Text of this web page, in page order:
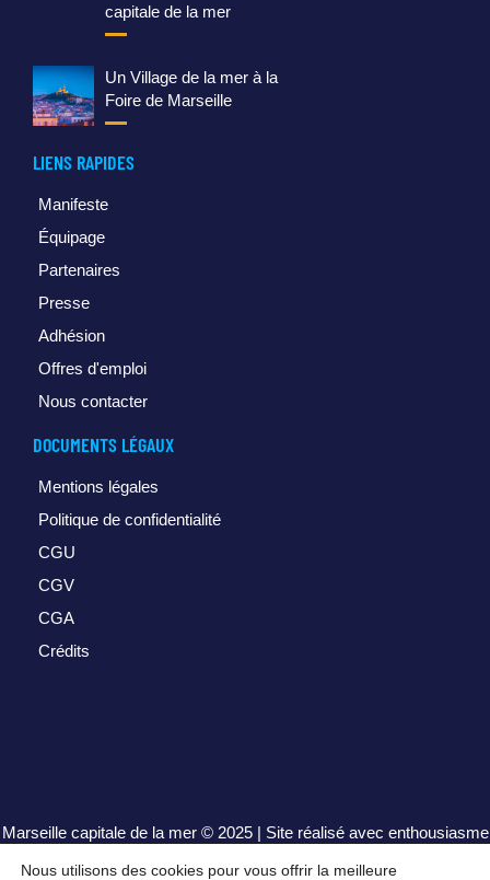
capitale de la mer
Un Village de la mer à la
Foire de Marseille
LIENS RAPIDES
Manifeste
Équipage
Partenaires
Presse
Adhésion
Offres d'emploi
Nous contacter
DOCUMENTS LÉGAUX
Mentions légales
Politique de confidentialité
CGU
CGV
CGA
Crédits
Marseille capitale de la mer© 2025 | Site réalisé avec enthousiasme
par
henrisequeira.com
Nous utilisons des cookies pour vous offrir la meilleure